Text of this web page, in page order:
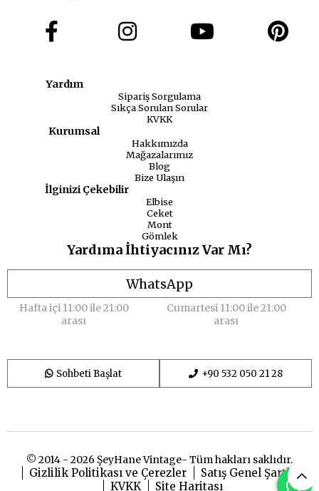
Yardım
Sipariş Sorgulama
Sıkça Sorulan Sorular
KVKK
Kurumsal
Hakkımızda
Mağazalarımız
Blog
Bize Ulaşın
İlginizi Çekebilir
Elbise
Ceket
Mont
Gömlek
Yardıma İhtiyacınız Var Mı?
WhatsApp
Hafta içi 11:00 ile 21:00
arası
Cumartesi 11:00 ile 21:00
arası
Sohbeti Başlat +90 532 050 21 28
© 2014 - 2026 ŞeyHane Vintage- Tüm hakları saklıdır.
Gizlilik Politikası ve Çerezler
Satış Genel Şartları
KVKK
Site Haritası